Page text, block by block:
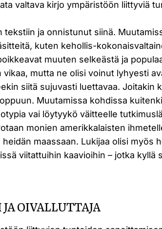
valtava kirjo ympäristöön liittyviä
tekstiin ja onnistunut siinä.
kuten kehollis-
muuten selkeästä ja
vikaa, mutta ne olisi voinut lyhyesti
siitä sujuvasti luettavaa. Joitakin
Muutamissa kohdissa
vai löytyykö väitteelle
monien amerikkalaisten
maassaan. Lukijaa olisi myös
viitattuihin kaavioihin – jotka kyllä
OIVALLUTTAJA